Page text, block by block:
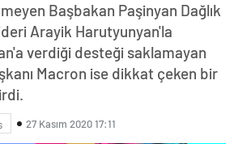
Başbakan Paşinyan Dağlık
Arayik Harutyunyan'la
verdiği desteği saklamayan
Macron ise dikkat çeken bir
27 Kasım 2020 17:11